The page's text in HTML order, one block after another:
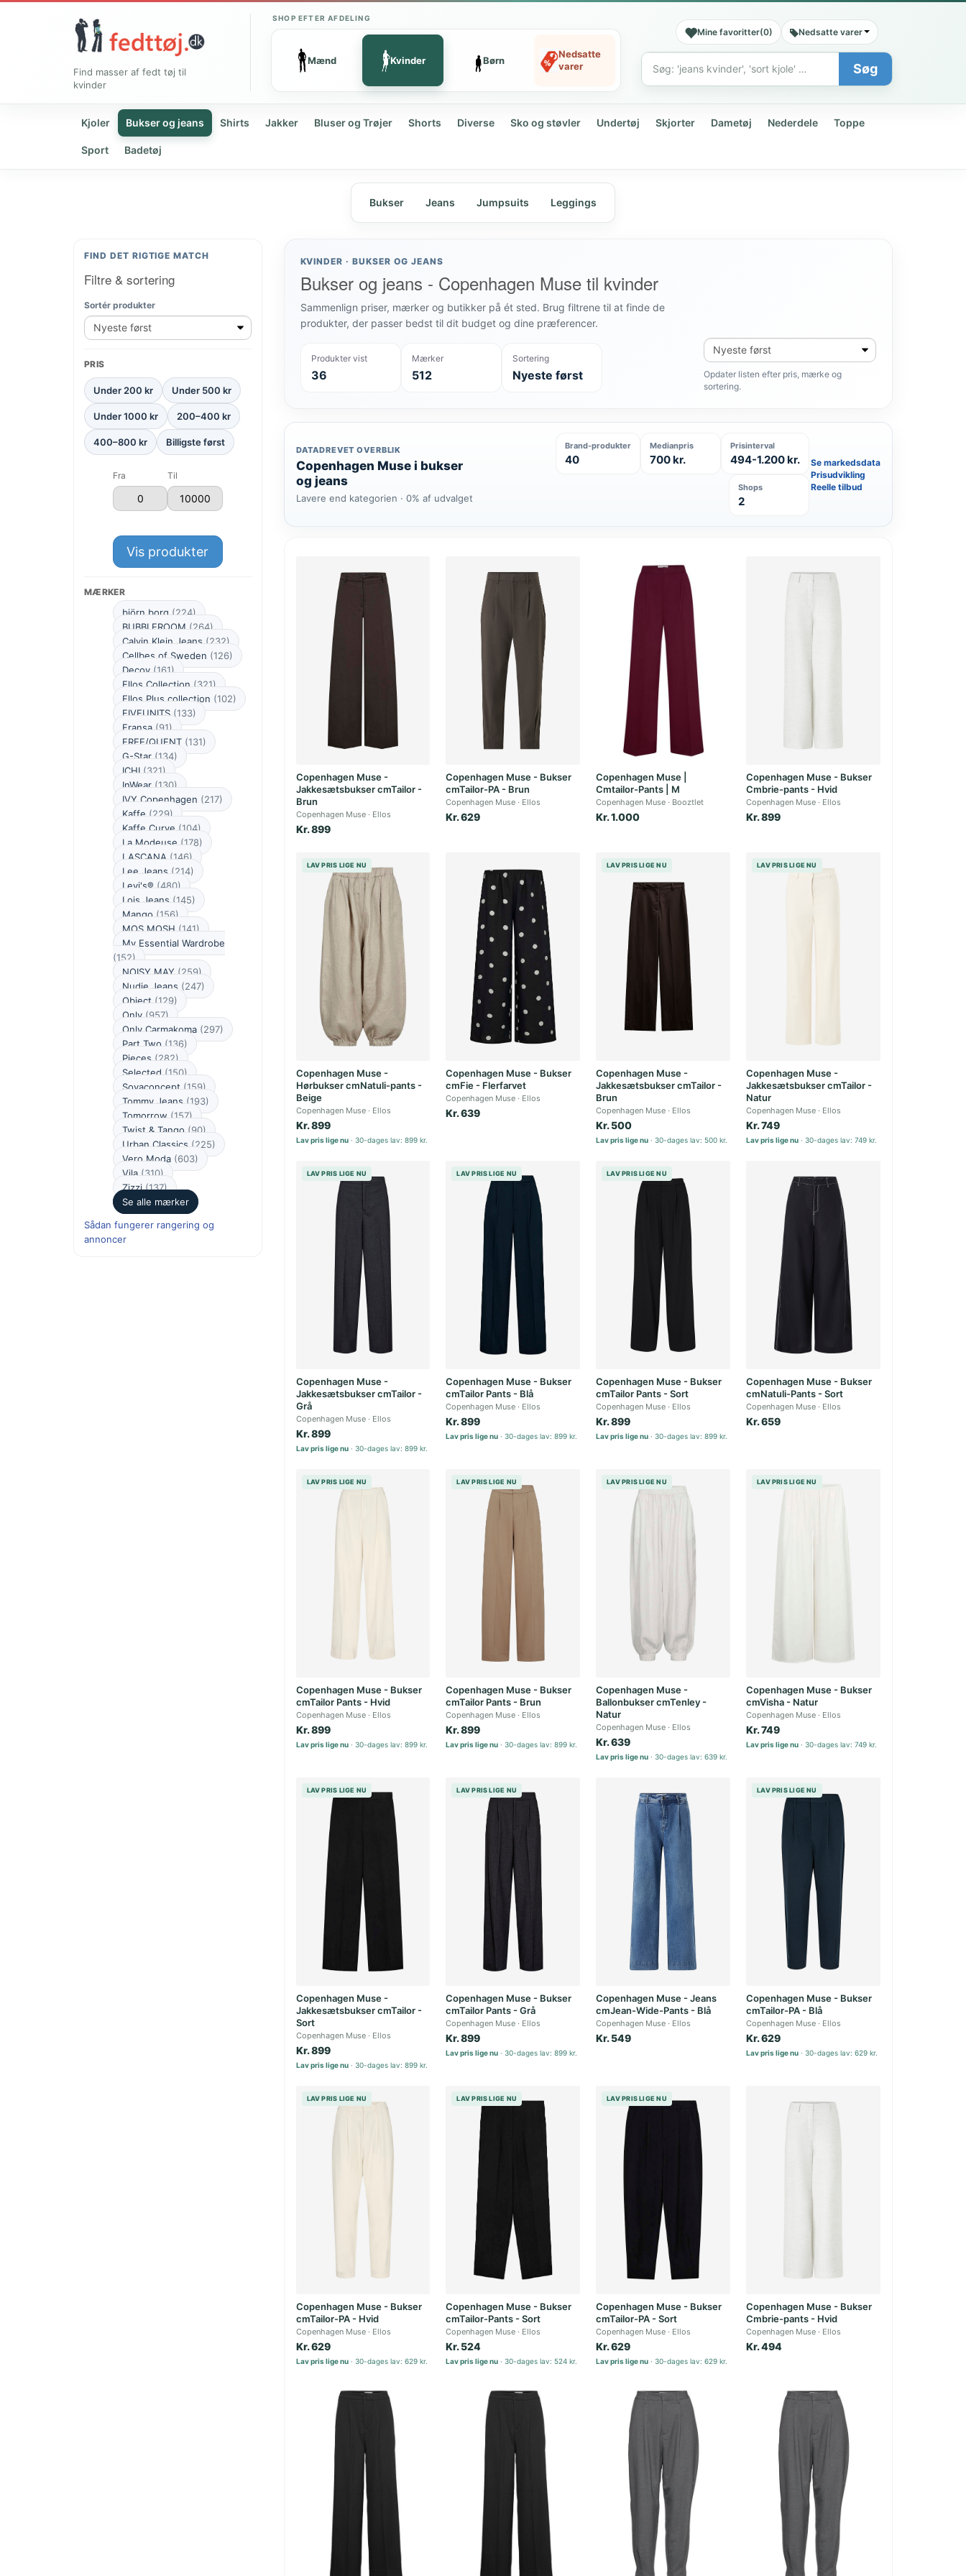
Find masser af fedt tøj til
kvinder
SHOP EFTER AFDELING
Mænd Kvinder Børn
Nedsatte
varer
Mine favoritter(0) Nedsatte varer
Søg
Søg
Kjoler Bukser og jeans Shirts Jakker Bluser og Trøjer Shorts Diverse Sko og støvler Undertøj Skjorter Dametøj Nederdele Toppe
Sport Badetøj
Bukser Jeans Jumpsuits Leggings
FIND DET RIGTIGE MATCH
Filtre & sortering
Sortér produkter
PRIS
Under 200 kr Under 500 kr
Under 1000 kr 200–400 kr
400–800 kr Billigste først
Fra Til
Vis produkter
MÆRKER
björn borg (224)
BUBBLEROOM (264)
Calvin Klein Jeans (232)
Cellbes of Sweden (126)
Decoy (161)
Ellos Collection (321)
Ellos Plus collection (102)
FIVEUNITS (133)
Fransa (91)
FREE/QUENT (131)
G-Star (134)
ICHI (321)
InWear (130)
IVY Copenhagen (217)
Kaffe (229)
Kaffe Curve (104)
La Modeuse (178)
LASCANA (146)
Lee Jeans (214)
Levi's® (480)
Lois Jeans (145)
Mango (156)
MOS MOSH (141)
My Essential Wardrobe
(152)
NOISY MAY (259)
Nudie Jeans (247)
Object (129)
Only (957)
Only Carmakoma (297)
Part Two (136)
Pieces (282)
Selected (150)
Soyaconcept (159)
Tommy Jeans (193)
Tomorrow (157)
Twist & Tango (90)
Urban Classics (225)
Vero Moda (603)
Vila (310)
Zizzi(137)
Se alle mærker
Sådan fungerer rangering og
annoncer
KVINDER · BUKSER OG JEANS
Bukser og jeans - Copenhagen Muse til kvinder
Sammenlign priser, mærker og butikker på ét sted. Brug filtrene til at finde de
produkter, der passer bedst til dit budget og dine præferencer.
Produkter vist
36
Mærker
512
Sortering
Nyeste først
Sortér
produkter
Opdater listen efter pris, mærke og
sortering.
DATADREVET OVERBLIK
Copenhagen Muse i bukser
og jeans
Lavere end kategorien · 0% af udvalget
Brand-produkter
40
Medianpris
700 kr.
Prisinterval
494-1.200 kr.
Shops
2
Se markedsdata
Prisudvikling
Reelle tilbud
Copenhagen Muse -
Jakkesætsbukser cmTailor -
Brun
Copenhagen Muse Ellos
Kr. 899
Copenhagen Muse - Bukser
cmTailor-PA - Brun
Copenhagen Muse Ellos
Kr. 629
Copenhagen Muse |
Cmtailor-Pants | M
Copenhagen Muse Booztlet
Kr. 1.000
Copenhagen Muse - Bukser
Cmbrie-pants - Hvid
Copenhagen Muse Ellos
Kr. 899
LAV PRIS LIGE NU
Copenhagen Muse -
Hørbukser cmNatuli-pants -
Beige
Copenhagen Muse Ellos
Kr. 899
Lav pris lige nu 30-dages lav: 899 kr.
Copenhagen Muse - Bukser
cmFie - Flerfarvet
Copenhagen Muse Ellos
Kr. 639
LAV PRIS LIGE NU
Copenhagen Muse -
Jakkesætsbukser cmTailor -
Brun
Copenhagen Muse Ellos
Kr. 500
Lav pris lige nu 30-dages lav: 500 kr.
LAV PRIS LIGE NU
Copenhagen Muse -
Jakkesætsbukser cmTailor -
Natur
Copenhagen Muse Ellos
Kr. 749
Lav pris lige nu 30-dages lav: 749 kr.
LAV PRIS LIGE NU
Copenhagen Muse -
Jakkesætsbukser cmTailor -
Grå
Copenhagen Muse Ellos
Kr. 899
Lav pris lige nu 30-dages lav: 899 kr.
LAV PRIS LIGE NU
Copenhagen Muse - Bukser
cmTailor Pants - Blå
Copenhagen Muse Ellos
Kr. 899
Lav pris lige nu 30-dages lav: 899 kr.
LAV PRIS LIGE NU
Copenhagen Muse - Bukser
cmTailor Pants - Sort
Copenhagen Muse Ellos
Kr. 899
Lav pris lige nu 30-dages lav: 899 kr.
Copenhagen Muse - Bukser
cmNatuli-Pants - Sort
Copenhagen Muse Ellos
Kr. 659
LAV PRIS LIGE NU
Copenhagen Muse - Bukser
cmTailor Pants - Hvid
Copenhagen Muse Ellos
Kr. 899
Lav pris lige nu 30-dages lav: 899 kr.
LAV PRIS LIGE NU
Copenhagen Muse - Bukser
cmTailor Pants - Brun
Copenhagen Muse Ellos
Kr. 899
Lav pris lige nu 30-dages lav: 899 kr.
LAV PRIS LIGE NU
Copenhagen Muse -
Ballonbukser cmTenley -
Natur
Copenhagen Muse Ellos
Kr. 639
Lav pris lige nu 30-dages lav: 639 kr.
LAV PRIS LIGE NU
Copenhagen Muse - Bukser
cmVisha - Natur
Copenhagen Muse Ellos
Kr. 749
Lav pris lige nu 30-dages lav: 749 kr.
LAV PRIS LIGE NU
Copenhagen Muse -
Jakkesætsbukser cmTailor -
Sort
Copenhagen Muse Ellos
Kr. 899
Lav pris lige nu 30-dages lav: 899 kr.
LAV PRIS LIGE NU
Copenhagen Muse - Bukser
cmTailor Pants - Grå
Copenhagen Muse Ellos
Kr. 899
Lav pris lige nu 30-dages lav: 899 kr.
Copenhagen Muse - Jeans
cmJean-Wide-Pants - Blå
Copenhagen Muse Ellos
Kr. 549
LAV PRIS LIGE NU
Copenhagen Muse - Bukser
cmTailor-PA - Blå
Copenhagen Muse Ellos
Kr. 629
Lav pris lige nu 30-dages lav: 629 kr.
LAV PRIS LIGE NU
Copenhagen Muse - Bukser
cmTailor-PA - Hvid
Copenhagen Muse Ellos
Kr. 629
Lav pris lige nu 30-dages lav: 629 kr.
LAV PRIS LIGE NU
Copenhagen Muse - Bukser
cmTailor-Pants - Sort
Copenhagen Muse Ellos
Kr. 524
Lav pris lige nu 30-dages lav: 524 kr.
LAV PRIS LIGE NU
Copenhagen Muse - Bukser
cmTailor-PA - Sort
Copenhagen Muse Ellos
Kr. 629
Lav pris lige nu 30-dages lav: 629 kr.
Copenhagen Muse - Bukser
Cmbrie-pants - Hvid
Copenhagen Muse Ellos
Kr. 494